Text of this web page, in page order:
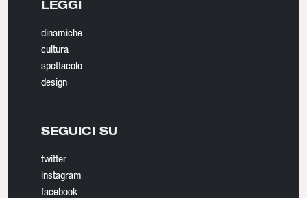
LEGGI
dinamiche
cultura
spettacolo
design
SEGUICI SU
twitter
instagram
facebook